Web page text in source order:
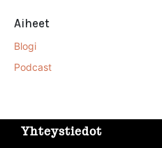
Aiheet
Blogi
Podcast
Yhteystiedot